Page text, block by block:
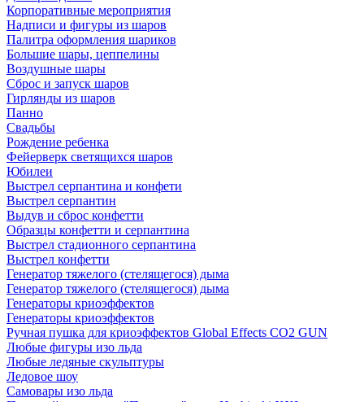
Корпоративные мероприятия
Надписи и фигуры из шаров
Палитра оформления шариков
Большие шары, цеппелины
Воздушные шары
Сброс и запуск шаров
Гирлянды из шаров
Панно
Свадьбы
Рождение ребенка
Фейерверк светящихся шаров
Юбилеи
Выстрел серпантина и конфети
Выстрел серпантин
Выдув и сброс конфетти
Образцы конфетти и серпантина
Выстрел стадионного серпантина
Выстрел конфетти
Генератор тяжелого (стелящегося) дыма
Генератор тяжелого (стелящегося) дыма
Генераторы криоэффектов
Генераторы криоэффектов
Ручная пушка для криоэффектов Global Effects CO2 GUN
Любые фигуры изо льда
Любые ледяные скульптуры
Ледовое шоу
Самовары изо льда